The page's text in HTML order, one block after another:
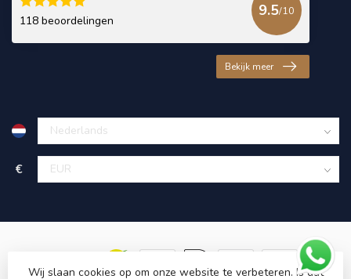
118 beoordelingen
9.5/10
Bekijk meer
€
Wij slaan cookies op om onze website te verbeteren. Is dat